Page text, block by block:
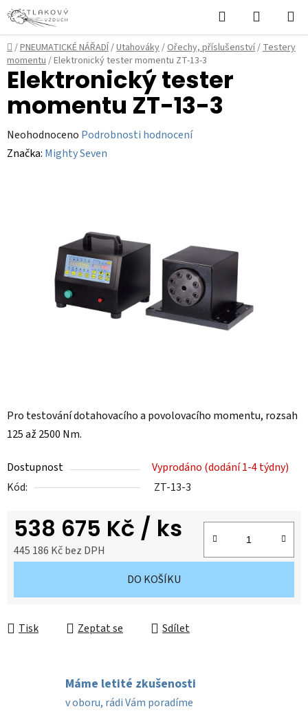
Přejít
na
obsah
Hledat
KOŠÍK
Domů
/PNEUMATICKÉ NÁŘADÍ/Utahováky/Ořechy, příslušenství/Testery
momentu/Elektronický tester momentu ZT-13-3
Pro testování dotahovacího a povolovacího momentu, rozsah
125 až 2500 Nm.
Dostupnost
Vyprodáno (dodání 1-4 týdny)
Kód:
ZT-13-3
538 675 Kč / ks
445 186 Kč bez DPH
DO KOŠÍKU
Tisk Zeptat se Sdílet
Elektronický tester
momentu ZT-13-3
Průměrné
hodnocení
Neohodnoceno Podrobnosti hodnocení
Značka: Mighty Seven
Máme letité zkušenosti
v oboru, rádi Vám poradíme